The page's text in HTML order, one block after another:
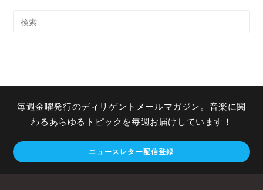
毎週金曜発行のディリゲントメールマガジン。音楽に関
わるあらゆるトピックを毎週お届けしています！
ニュースレター配信登録